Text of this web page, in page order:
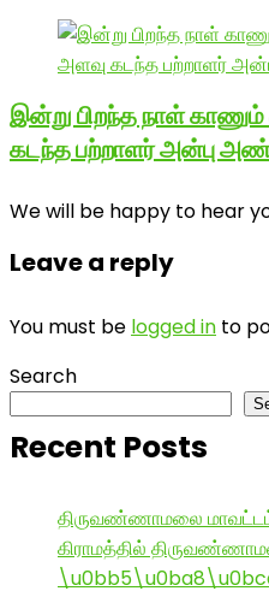
இன்று பிறந்த நாள்
கடந்த பற்றாளர் அன்பு
We will be happy to hear
Leave a reply
You must be logged in to
Search
Recent Posts
திருவண்ணாமலை
கிராமத்தில்